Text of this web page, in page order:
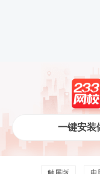
一键安装